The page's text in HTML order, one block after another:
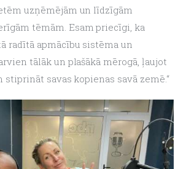
uzņēmējām un līdzīgām
tēmām. Esam priecīgi, ka
radītā apmācību sistēma un
tālāk un plašākā mērogā, ļaujot
savas kopienas savā zemē.“